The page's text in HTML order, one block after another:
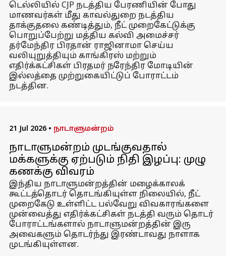
டெல்லியில் CJP நடத்திய பேரணியின் போது
மாணவர்கள் மீது காவல்துறை நடத்திய
தாக்குதலை கண்டித்தும், நீட் முறைகேட்டுக்கு
பொறுப்பேற்று மத்திய கல்வி அமைச்சர்
தர்மேந்திர பிரதான் ராஜினாமா செய்ய
வலியுறுத்தியும் காங்கிரஸ் மற்றும்
எதிர்க்கட்சிகள் பிரதமர் நரேந்திர மோடியின்
இல்லத்தை முற்றுகையிட்டுப் போராட்டம்
நடத்தின.
21 Jul 2026 • நாடாளுமன்றம்
நாடாளுமன்றம் முடங்குவதால்
மக்களுக்கு ஏற்படும் நிதி இழப்பு: முழு
கணக்கு விவரம்
இந்திய நாடாளுமன்றத்தின் மழைக்காலக்
கூட்டத்தொடர் தொடங்கியுள்ள நிலையில், நீட்
முறைகேடு உள்ளிட்ட பல்வேறு விவகாரங்களை
முன்வைத்து எதிர்க்கட்சிகள் நடத்தி வரும் தொடர்
போராட்டங்களால் நாடாளுமன்றத்தின் இரு
அவைகளும் தொடர்ந்து இரண்டாவது நாளாக
முடங்கியுள்ளன.